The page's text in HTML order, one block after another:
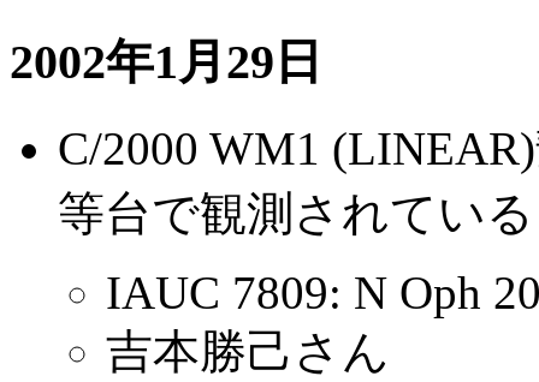
2002年1月29日
C/2000 WM1
等台で観測されてい
IAUC 7809: N Oph
吉本勝己さん